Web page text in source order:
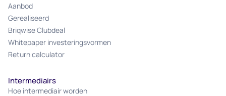
Aanbod
Gerealiseerd
Briqwise Clubdeal
Whitepaper investeringsvormen
Return calculator
Intermediairs
Hoe intermediair worden